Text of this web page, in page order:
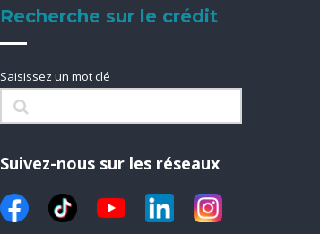
Recherche sur le crédit
Saisissez un mot clé
Suivez-nous sur les réseaux